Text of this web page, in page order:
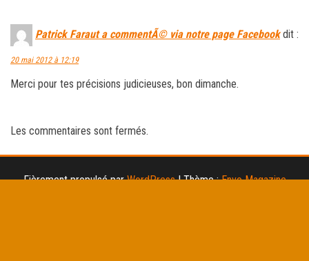
Patrick Faraut a commentÃ© via notre page Facebook dit :
20 mai 2012 à 12:19
Merci pour tes précisions judicieuses, bon dimanche.
Les commentaires sont fermés.
Fièrement propulsé parWordPress |Thème :Envo Magazine